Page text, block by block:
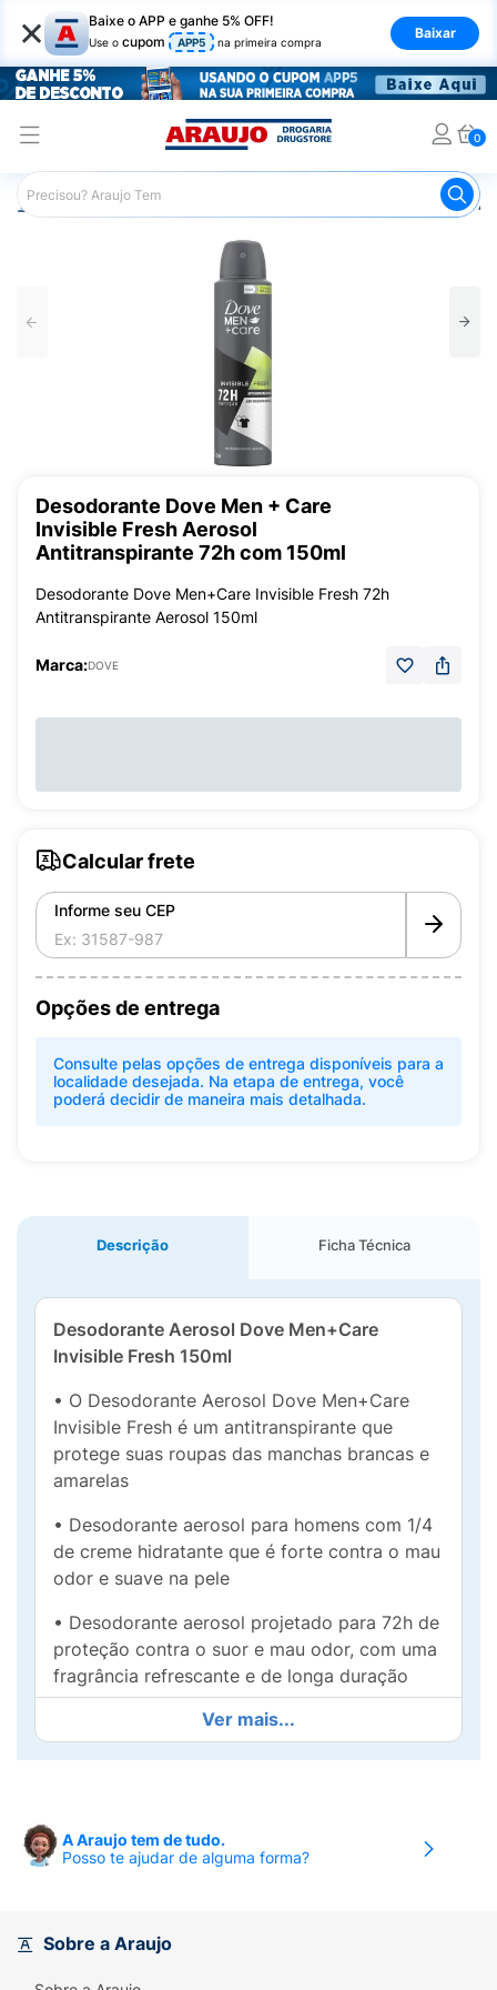
× Baixe o APP e ganhe 5% OFF!
Use o cupom APP5 na primeira compra
Baixar
0
Araujo Higiene Pessoal Desodorante
Desodorante Dove Men + Care
Invisible Fresh Aerosol
Antitranspirante 72h com 150ml
Desodorante Dove Men+Care Invisible Fresh 72h
Antitranspirante Aerosol 150ml
Marca:DOVE
Calcular frete
Informe seu CEP
Opções de entrega
Consulte pelas opções de entrega disponíveis para a
localidade desejada. Na etapa de entrega, você
poderá decidir de maneira mais detalhada.
Descrição Ficha Técnica
Desodorante Aerosol Dove Men+Care
Invisible Fresh 150ml
• O Desodorante Aerosol Dove Men+Care
Invisible Fresh é um antitranspirante que
protege suas roupas das manchas brancas e
amarelas
• Desodorante aerosol para homens com 1/4
de creme hidratante que é forte contra o mau
odor e suave na pele
• Desodorante aerosol projetado para 72h de
proteção contra o suor e mau odor, com uma
fragrância refrescante e de longa duração
• Desenvolvido para ser um desodorante de
uso diário para homens, ajudando você a se
com tecnologia Tripla Ação que ajuda a
proteger a pele, reduzindo o risco de
energia elétrica 100% renovável, nossa lata é
feita de metal reciclável e o produto não
Ver mais...
A Araujo tem de tudo.
Posso te ajudar de alguma forma?
Sobre a Araujo